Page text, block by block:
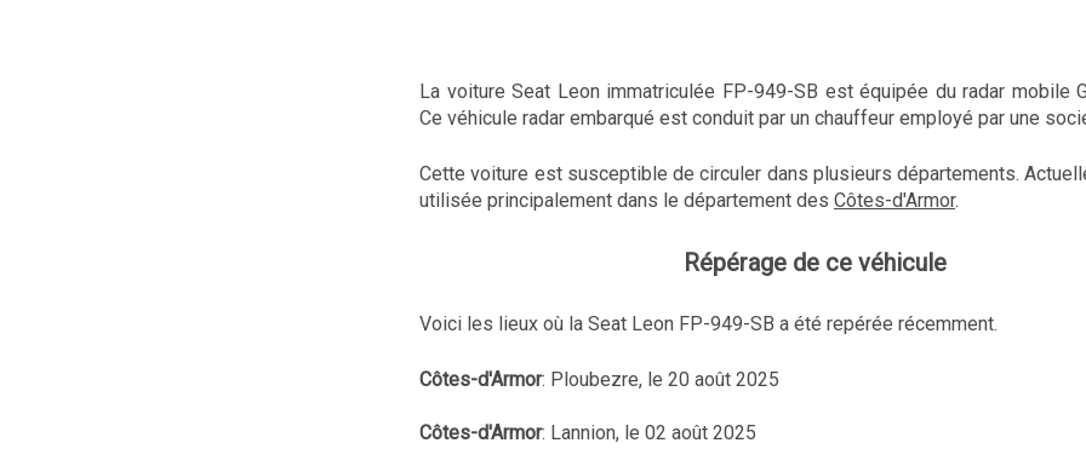
La voiture Seat Leon immatriculée FP-949-SB est équipée du radar mobile
Ce véhicule radar embarqué est conduit par un chauffeur employé par une
Cette voiture est susceptible de circuler dans plusieurs départements.
utilisée principalement dans le département des Côtes-d'Armor.
Répérage de ce véhicule
Voici les lieux où la Seat Leon FP-949-SB a été repérée récemment.
Côtes-d'Armor: Ploubezre, le 20 août 2025
Côtes-d'Armor: Lannion, le 02 août 2025